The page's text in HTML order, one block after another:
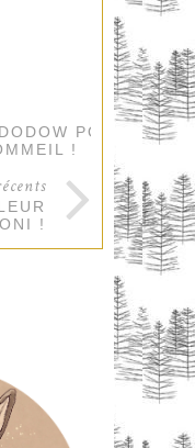
POUR
!
!